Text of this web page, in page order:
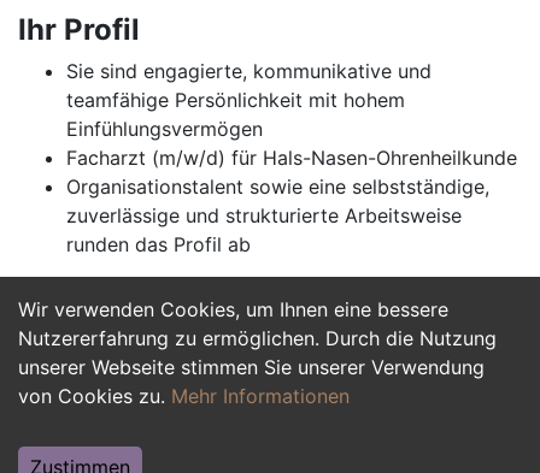
Wir verwenden Cookies, um Ihnen eine bessere
Nutzererfahrung zu ermöglichen. Durch die Nutzung
unserer Webseite stimmen Sie unserer Verwendung
von Cookies zu. Mehr Informationen
Zustimmen
Ihr Profil
Sie sind engagierte, kommunikative und
teamfähige Persönlichkeit mit hohem
Einfühlungsvermögen
Facharzt (m/w/d) für Hals-Nasen-Ohrenheilkunde
Organisationstalent sowie eine selbstständige,
zuverlässige und strukturierte Arbeitsweise
runden das Profil ab
Jetzt Bewerben